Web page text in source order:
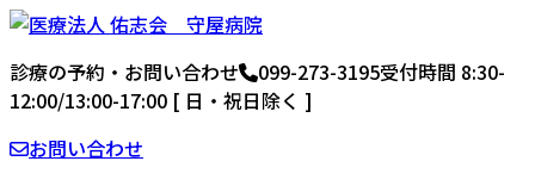
コ
テ
ン
ツ
へ
ナ
ゲ
ー
シ
ョ
診療の予約・お問い合わせ 099-273-3195受付時間 8:30-
12:00/13:00-17:00 [ 日・祝日除く ]
お問い合わせ